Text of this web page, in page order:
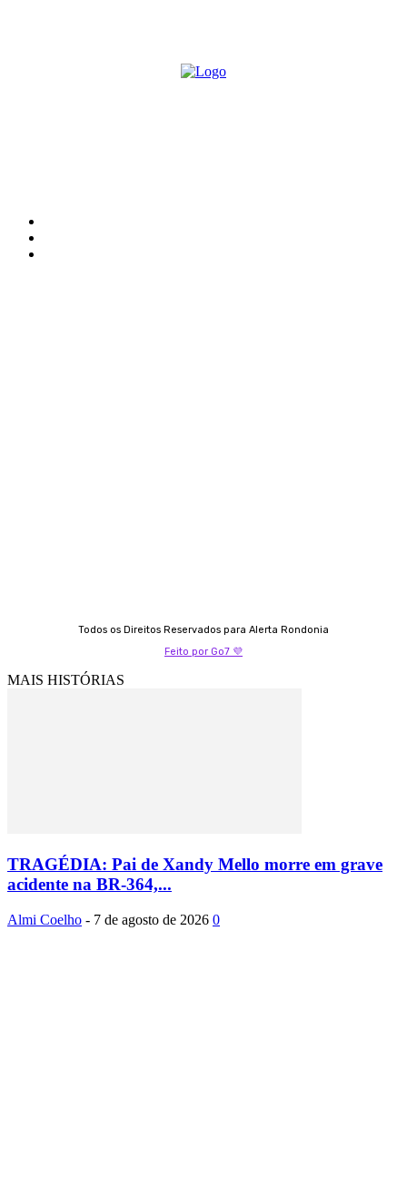
Todos os Direitos Reservados para Alerta Rondonia
Feito por Go7 💜
MAIS HISTÓRIAS
TRAGÉDIA: Pai de Xandy Mello morre em grave
acidente na BR-364,...
Almi Coelho - 7 de agosto de 2026 0